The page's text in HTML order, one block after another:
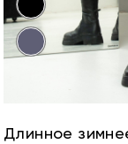
Длинное